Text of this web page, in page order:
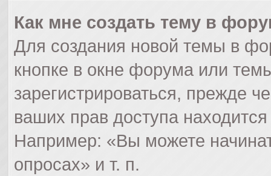
Как мне создать тему в
Для создания новой темы в
кнопке в окне форума или
зарегистрироваться, прежде
ваших прав доступа
Например: «Вы можете
опросах» и т. п.